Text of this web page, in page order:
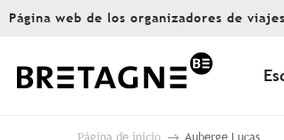
Aller
principal
Página web de los organizadores de
Página de inicio Auberge Lucas